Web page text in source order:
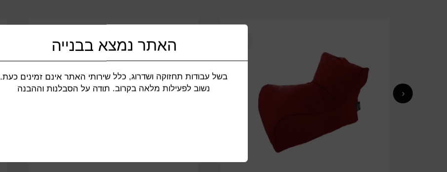
האתר נמצא בבנייה
בשל עבודות תחזוקה ושדרוג, כלל שירותי האתר אינם זמינים כעת.
נשוב לפעילות מלאה בקרוב. תודה על הסבלנות וההבנה